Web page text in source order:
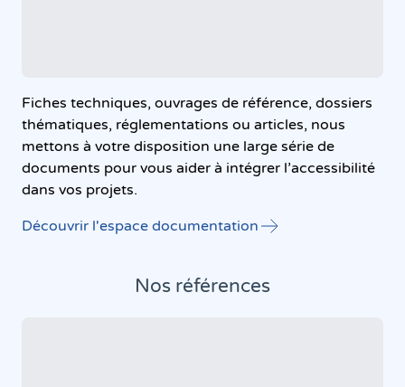
Fiches techniques, ouvrages de référence, dossiers
thématiques, réglementations ou articles, nous
mettons à votre disposition une large série de
documents pour vous aider à intégrer l’accessibilité
dans vos projets.
Découvrir l'espace documentation
Nos références